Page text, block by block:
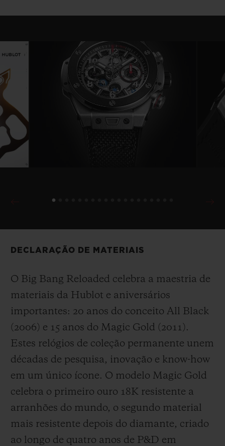
DECLARAÇÃO DE MATERIAIS
O Big Bang Reloaded celebra a maestria de
materiais da Hublot e aniversários
importantes: 20 anos do conceito All Black
(2006) e 15 anos do Magic Gold (2011).
Estes relógios de coleção permanente unem
décadas de pesquisa, inovação e know-how
em um único ícone. O modelo Magic Gold
celebra o primeiro ouro 18K resistente a
arranhões do mundo, o segundo material
mais resistente depois do diamante, criado
ao longo de quatro anos de P&D em